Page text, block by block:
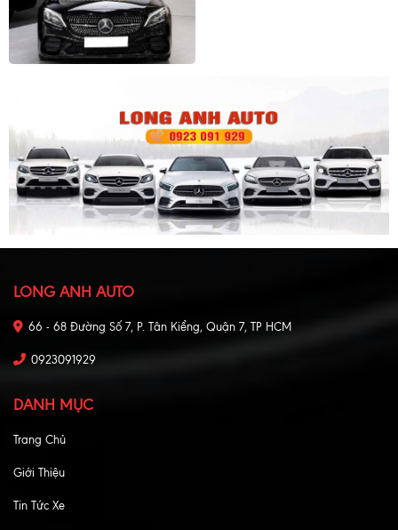
LONG ANH AUTO
66 - 68 Đường Số 7, P. Tân Kiểng, Quận 7, TP HCM
0923091929
DANH MỤC
Trang Chủ
Giới Thiệu
Tin Tức Xe